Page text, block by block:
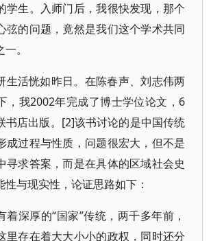
学生。入师门后，我很快发现，那个
弦的问题，竟然是我们这个学术共同
。
生活恍如昨日。在陈春声、刘志伟两
，我2002年完成了博士学位论文，6
书店出版。[2]该书讨论的是中国传统
成过程与性质，问题很宏大，但不是
寻求答案，而是在具体的区域社会史
性与现实性，论证思路如下：
着深厚的“国家”传统，两千多年前，
里存在着大大小小的政权，同时还分